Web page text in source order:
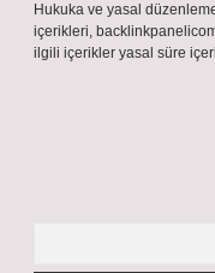
Hukuka ve yasal
içerikleri,
ilgili içerikler yasal süre